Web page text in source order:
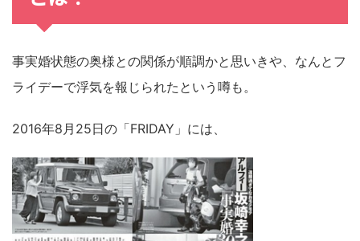
事実婚状態の奥様との関係が順調かと思いきや、なんとフ
ライデーで浮気を報じられたという噂も。
2016年8月25日の「FRIDAY」には、